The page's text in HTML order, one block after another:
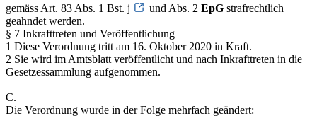
gemäss Art. 83 Abs. 1 Bst. j
und Abs. 2 EpG strafrechtlich
geahndet werden.
§ 7 Inkrafttreten und Veröffentlichung
1 Diese Verordnung tritt am 16. Oktober 2020 in Kraft.
2 Sie wird im Amtsblatt veröffentlicht und nach Inkrafttreten in die
Gesetzessammlung aufgenommen.
C.
Die Verordnung wurde in der Folge mehrfach geändert: